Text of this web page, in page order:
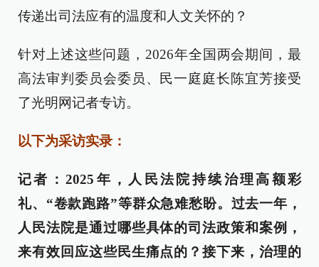
传递出司法应有的温度和人文关怀的？
针对上述这些问题，2026年全国两会期间，最
高法审判委员会委员、民一庭庭长陈宜芳接受
了光明网记者专访。
以下为采访实录：
记者：2025年，人民法院持续治理高额彩
礼、“卷款跑路”等群众急难愁盼。过去一年，
人民法院是通过哪些具体的司法政策和案例，
来有效回应这些民生痛点的？接下来，治理的